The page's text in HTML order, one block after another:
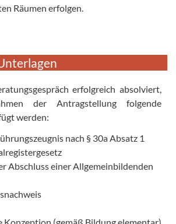
Räumen erfolgen.
erfolgreich absolviert,
der Antragstellung folgende
werden:
nach § 30a Absatz 1
Abschluss einer Allgemeinbildenden
Konzeption (gemäß Bildung elementar)